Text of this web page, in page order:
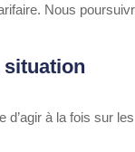
Nous
situation
d’agir à la fois sur les